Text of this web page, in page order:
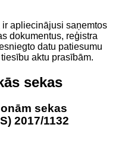
apliecinājusi saņemtos
dokumentus, reģistra
datu patiesumu
aktu prasībām.
sekas
sekas
2017/1132